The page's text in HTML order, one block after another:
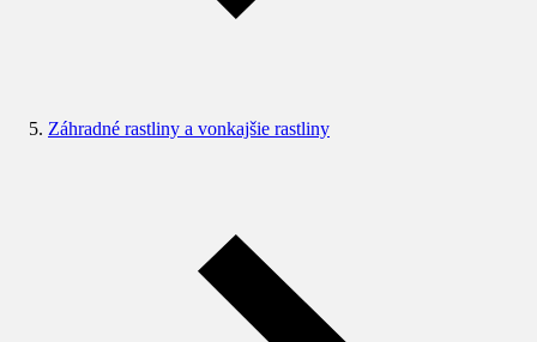
Záhradné rastliny a vonkajšie rastliny